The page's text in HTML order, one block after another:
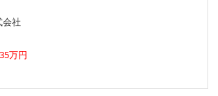
社
万円